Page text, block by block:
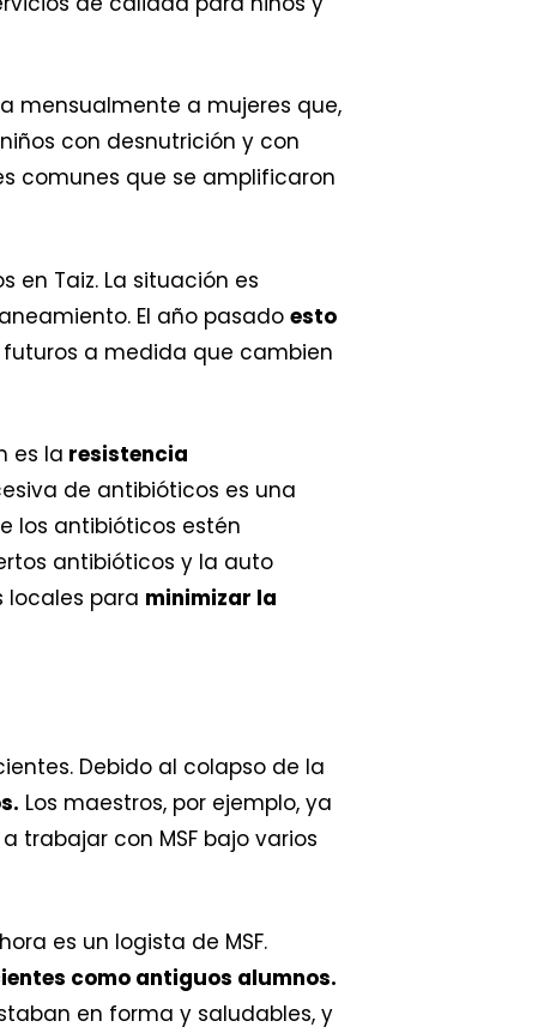
mensualmente a mujeres que,
con desnutrición y con
comunes que se amplificaron
Taiz. La situación es
El año pasado esto
a medida que cambien
es la resistencia
de antibióticos es una
los antibióticos estén
antibióticos y la auto
locales para minimizar la
Debido al colapso de la
Los maestros, por ejemplo, ya
trabajar con MSF bajo varios
es un logista de MSF.
como antiguos alumnos.
en forma y saludables, y